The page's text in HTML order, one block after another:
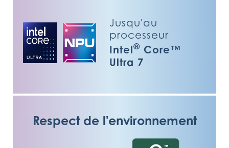
Jusqu'au
processeur
Intel® Core™
Ultra 7
Respect de l'environnement